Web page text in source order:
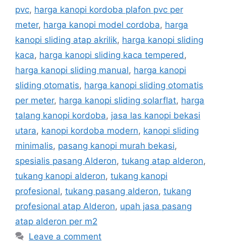
pvc, harga kanopi kordoba plafon pvc per
meter, harga kanopi model cordoba, harga
kanopi sliding atap akrilik, harga kanopi sliding
kaca, harga kanopi sliding kaca tempered ,
harga kanopi sliding manual, harga kanopi
sliding otomatis, harga kanopi sliding otomatis
per meter, harga kanopi sliding solarflat, harga
talang kanopi kordoba, jasa las kanopi bekasi
utara, kanopi kordoba modern, kanopi sliding
minimalis, pasang kanopi murah bekasi,
spesialis pasang Alderon, tukang atap alderon,
tukang kanopi alderon, tukang kanopi
profesional, tukang pasang alderon, tukang
profesional atap Alderon, upah jasa pasang
atap alderon per m2
Leave a comment